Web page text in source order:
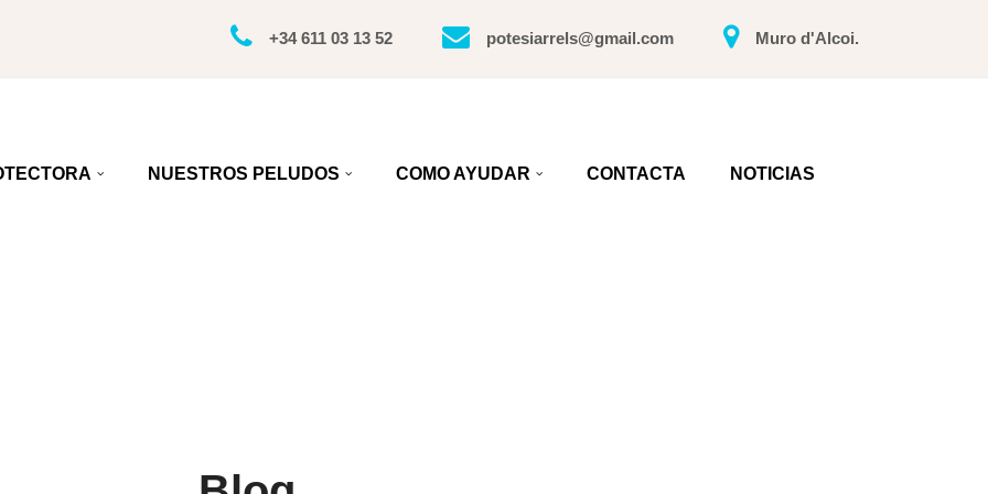
+34 611 03 13 52 potesiarrels@gmail.com Muro d'Alcoi.
NUESTROS PELUDOS COMO AYUDAR CONTACTA NOTICIAS